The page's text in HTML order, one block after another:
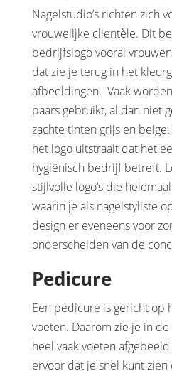
Nagelstudio’s richten zich
vrouwelijke clientèle. Dit
bedrijfslogo vooral
dat zie je terug in het
afbeeldingen. Vaak
paars gebruikt, al dan niet
zachte tinten grijs en
het logo uitstraalt dat het
hygiënisch bedrijf betreft.
stijlvolle logo’s die
waarin je als nagelstyliste
design er eveneens voor
onderscheiden van de
Pedicure
Een pedicure is gericht op
voeten. Daarom zie je in de
heel vaak voeten
ervoor dat je snel kunt